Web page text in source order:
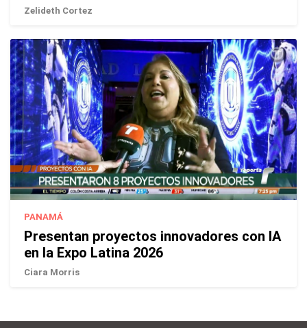
Zelideth Cortez
PANAMÁ
Presentan proyectos innovadores con IA
en la Expo Latina 2026
Ciara Morris